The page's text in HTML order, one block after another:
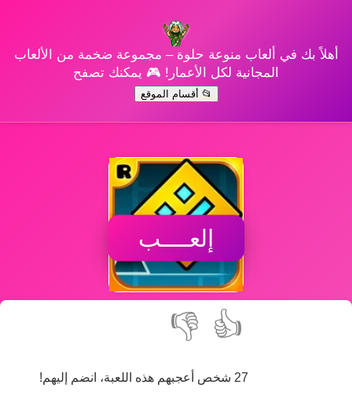
أهلاً بك في ألعاب منوعة حلوة – مجموعة ضخمة من الألعاب
المجانية لكل الأعمار! 🎮 يمكنك تصفح
📂 أقسام الموقع
إلعــــب
👍
👎
27 شخص أعجبهم هذه اللعبة، انضم إليهم!